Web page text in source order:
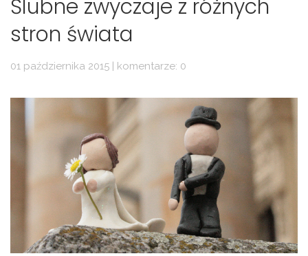
Ślubne zwyczaje z różnych
stron świata
01 października 2015 | komentarze: 0